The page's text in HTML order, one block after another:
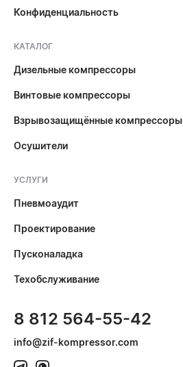
Конфиденциальность
КАТАЛОГ
Дизельные компрессоры
Винтовые компрессоры
Взрывозащищённые компрессоры
Осушители
УСЛУГИ
Пневмоаудит
Проектирование
Пусконаладка
Техобслуживание
8 812 564-55-42
info@zif-kompressor.com